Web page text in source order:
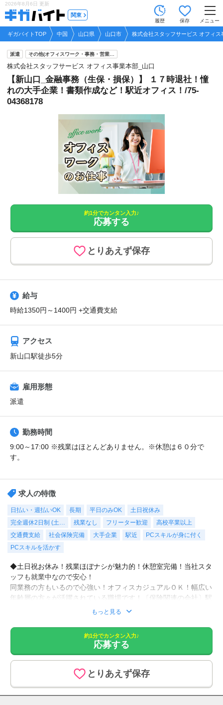
2026年8月6日 更新
関東
履歴 保存 メニュー
ギガバイトTOP 中国 山口県 山口市 株式会社スタッフサービス オフィ
派遣 その他(オフィスワーク・事務・営業…
株式会社スタッフサービス オフィス事業本部_山口
【新山口_金融事務（生保・損保）】 １７時退社！憧
れの大手企業！書類作成など！駅近オフィス！/75-
04368178
約1分でカンタン入力♪
応募する
とりあえず保存
給与
時給1350円～1400円 +交通費支給
アクセス
新山口駅徒歩5分
雇用形態
派遣
勤務時間
9:00～17:00 ※残業はほとんどありません。※休憩は６０分で
す。
求人の特徴
日払い・週払いOK 長期 平日のみOK
土日祝休み
完全週休2日制 (土…
残業なし フリーター歓迎
高校卒業以上
交通費支給
社会保険完備 大手企業 駅近
PCスキルが身に付く
PCスキルを活かす
◆土日祝お休み！残業ほぼナシが魅力的！休憩室完備！当社スタ
ッフも就業中なので安心！
同業務の方もいるので心強い！オフィスカジュアルＯＫ！幅広い
年齢層の方々が活躍されている職場です！〔保険関連の会社〕駅
近オフィスなので通勤ラクラク！キレイなオフィスで快適です！
書類作成、顧客の書類管理・契約管理、郵便物発送・整理、来客
応対、電話応対などをお願いします。
◼︎速払い(日払い)制度あり
月払い給与の前払い制度として速払いサービス(日払いサービス)
を導入しています。
もっと見る
とりあえず保存
約1分でカンタン入力♪
応募する